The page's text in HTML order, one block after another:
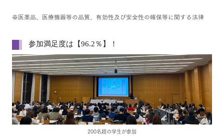
※医薬品、医療機器等の品質、有効性及び安全性の確保等に関する法律
参加満足度は【96.2％】！
200名超の学生が参加